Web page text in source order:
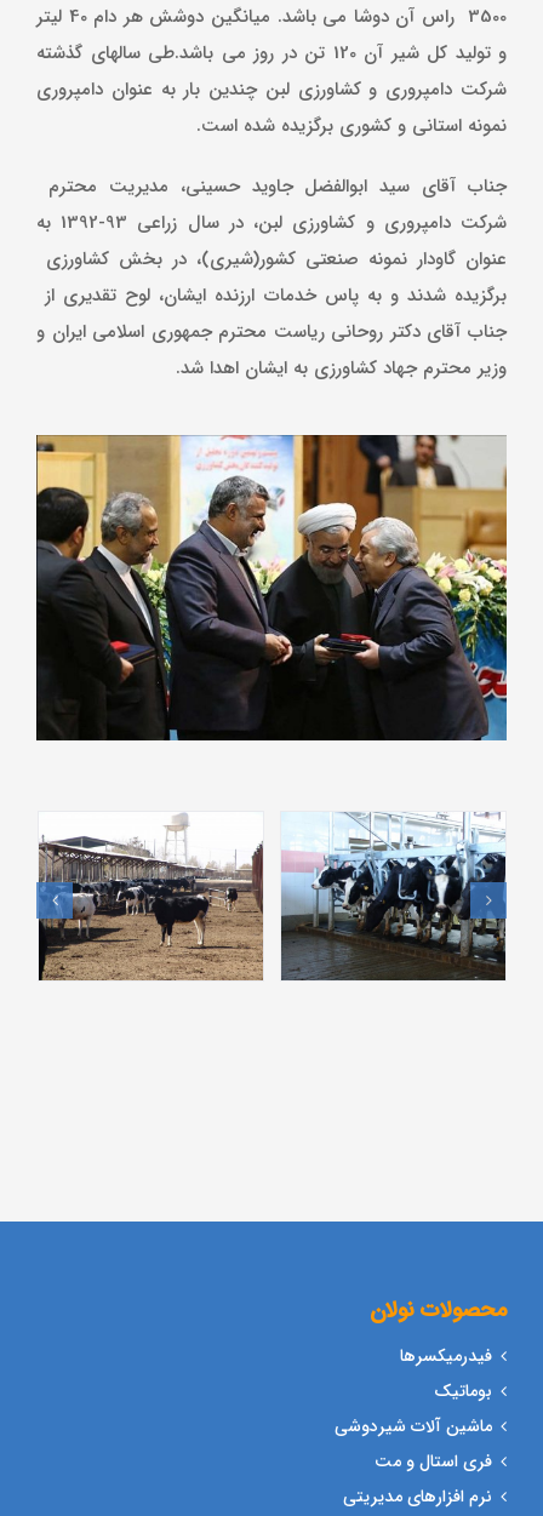
3500 راس آن دوشا می باشد. میانگین دوشش هر دام 40 لیتر
و تولید کل شیر آن 120 تن در روز می باشد.طی سالهای گذشته
شرکت دامپروری و کشاورزی لبن چندین بار به عنوان دامپروری
نمونه استانی و کشوری برگزیده شده است.
جناب آقای سید ابوالفضل جاوید حسینی، مدیریت محترم
شرکت دامپروری و کشاورزی لبن، در سال زراعی 93-1392 به
عنوان گاودار نمونه صنعتی کشور(شیری)، در بخش کشاورزی
برگزیده شدند و به پاس خدمات ارزنده ایشان، لوح تقدیری از
جناب آقای دکتر روحانی ریاست محترم جمهوری اسلامی ایران و
وزیر محترم جهاد کشاورزی به ایشان اهدا شد.
محصولات نولان
فیدرمیکسرها
بوماتیک
ماشین آلات شیردوشی
فری استال و مت
نرم افزارهای مدیریتی